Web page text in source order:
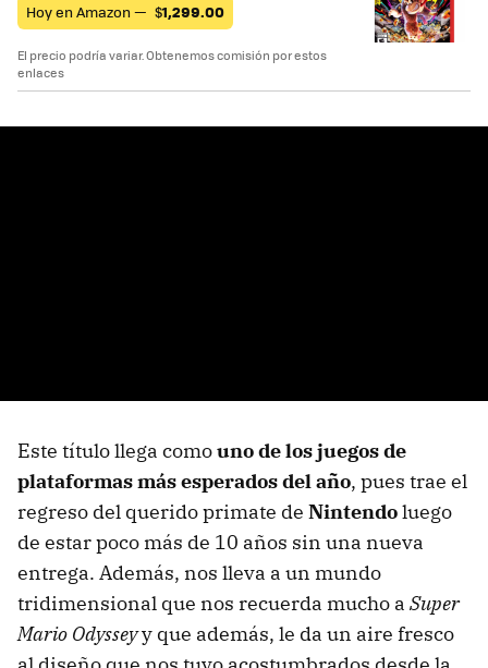
Hoy en Amazon — $1,299.00
El precio podría variar. Obtenemos comisión por estos
enlaces
Este título llega comouno de los juegos de
plataformas más esperados del año, pues trae el
regreso del querido primate de Nintendoluego
de estar poco más de 10 años sin una nueva
entrega. Además, nos lleva a un mundo
tridimensional que nos recuerda mucho a Super
Mario Odysseyy que además, le da un aire fresco